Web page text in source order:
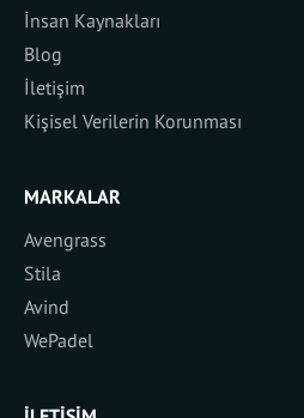
İnsan Kaynakları
Blog
İletişim
Kişisel Verilerin Korunması
MARKALAR
Avengrass
Stila
Avind
WePadel